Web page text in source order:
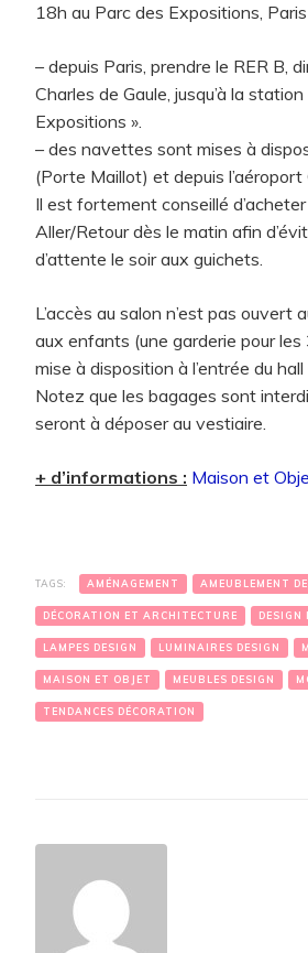
18h au Parc des Expositions,
– depuis Paris, prendre le RER B,
Charles de Gaule, jusqu’à la
Expositions ».
– des navettes sont mises à
(Porte Maillot) et depuis l’aéroport
Il est fortement conseillé
Aller/Retour dès le matin afin
d’attente le soir aux guichets.
L’accès au salon n’est pas ouvert
aux enfants (une garderie pour
mise à disposition à l’entrée du hall
Notez que les bagages sont
seront à déposer au vestiaire.
+ d’informations : Maison et
TAGS: AMÉNAGEMENT AMEUBLEMENT
DÉCORATION ET ARCHITECTURE DESIGN
LAMPES DESIGN LUMINAIRES DESIGN
MAISON ET OBJET MEUBLES DESIGN
TENDANCES DÉCORATION